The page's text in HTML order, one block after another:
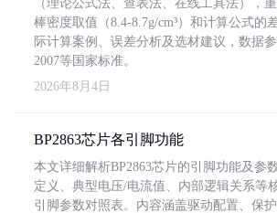
（理论公式法、查表法、在线工具法），
棒密度取值（8.4-8.7g/cm³）和计算公式的
际计算案例、误差分析及选材建议，数据
2007等国家标准。
2026年8月4日
BP2863芯片各引脚功能
本文详细解析BP2863芯片的引脚功能及参
定义、典型电压/电流值、内部逻辑关系等
引脚参数对照表。内容涵盖驱动配置、保